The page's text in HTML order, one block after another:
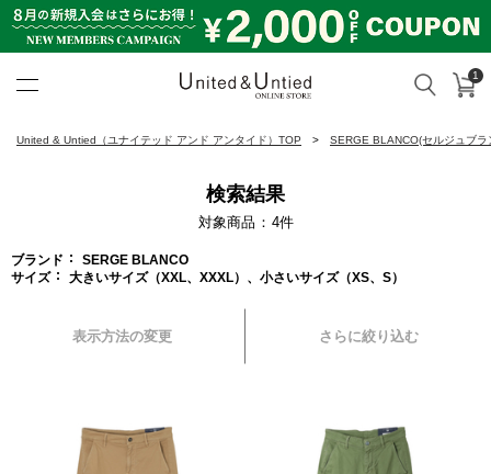
検索 カ
1
United & Untied（ユナイテッド アンド アンタイド）TOP SERGE BLANCO(セルジュブ
検索結果
対象商品 4件
ブランド
SERGE BLANCO
サイズ
大きいサイズ（XXL、XXXL）、小さいサイズ（XS、S）
表示方法の変更 さらに絞り込む